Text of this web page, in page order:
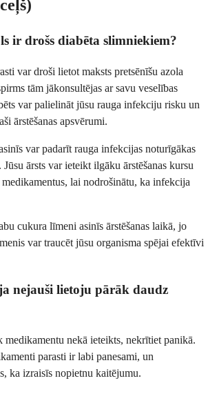
ir drošs diabēta slimniekiem?
var droši lietot maksts pretsēnīšu azola
tām jākonsultējas ar savu veselības
var palielināt jūsu rauga infekciju risku un
ārstēšanas apsvērumi.
var padarīt rauga infekcijas noturīgākas
ārsts var ieteikt ilgāku ārstēšanas kursu
lai nodrošinātu, ka infekcija
cukura līmeni asinīs ārstēšanas laikā, jo
var traucēt jūsu organisma spējai efektīvi
nejauši lietoju pārāk daudz
medikamentu nekā ieteikts, nekrītiet panikā.
parasti ir labi panesami, un
ka izraisīs nopietnu kaitējumu.